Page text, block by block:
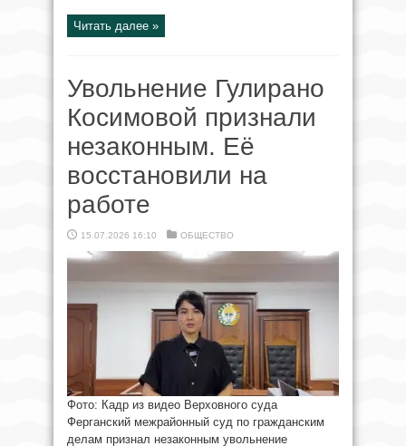
Читать далее »
Увольнение Гулирано
Косимовой признали
незаконным. Её
восстановили на
работе
15.07.2026 16:10 ОБЩЕСТВО
Фото: Кадр из видео Верховного суда
Ферганский межрайонный суд по гражданским
делам признал незаконным увольнение